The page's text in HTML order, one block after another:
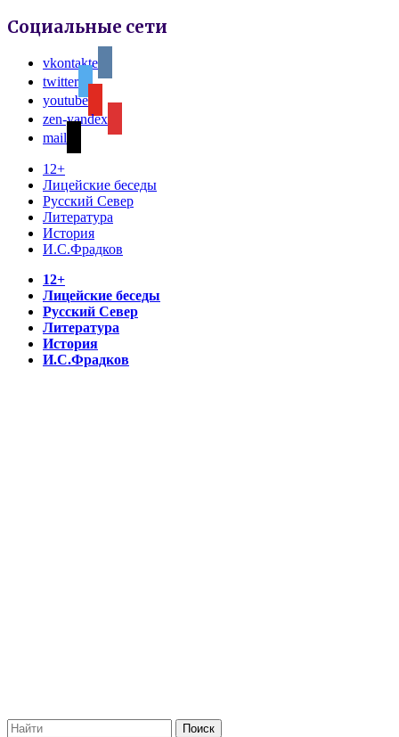
Социальные сети
vkontakte
twitter
youtube
zen-yandex
mail
12+
Лицейские беседы
Русский Север
Литература
История
И.С.Фрадков
12+
Лицейские беседы
Русский Север
Литература
История
И.С.Фрадков